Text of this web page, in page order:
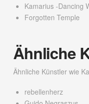
Kamarius -Dancing
Forgotten Temple
Ähnliche
Ähnliche Künstler wie
rebellenherz